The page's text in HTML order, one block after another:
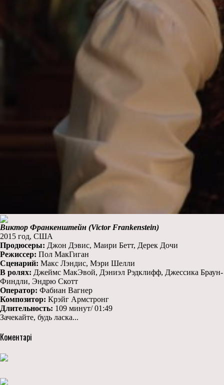
Виктор Франкенштейн (Victor Frankenstein)
2015 год, США
Продюсеры: Джон Дэвис, Маири Бетт, Дерек Дочи
Режиссер: Пол МакГиган
Сценарий: Макс Лэндис, Мэри Шелли
В ролях: Джеймс МакЭвой, Дэниэл Рэдклифф, Джессика Браун-
Финдли, Эндрю Скотт
Оператор: Фабиан Вагнер
Композитор: Крэйг Армстронг
Длительность: 109 минут/ 01:49
Зачекайте, будь ласка...
Коментарі